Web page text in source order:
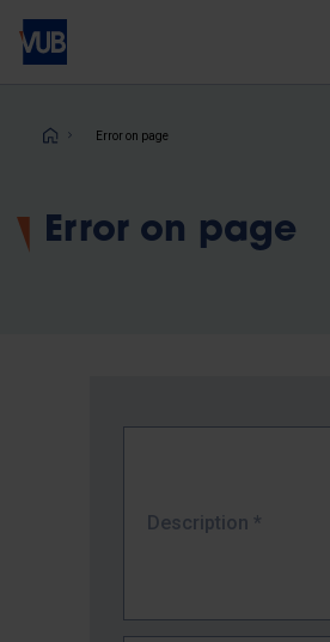
Skip
main
Breadcrumb
Error on page
Error on page
Description *